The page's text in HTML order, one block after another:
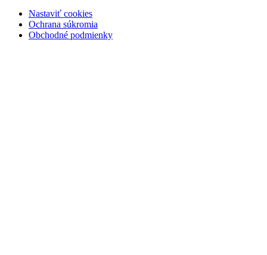
Nastaviť cookies
Ochrana súkromia
Obchodné podmienky